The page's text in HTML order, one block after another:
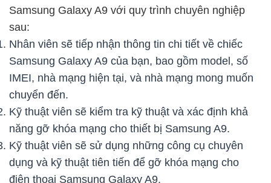
Samsung Galaxy A9 với quy trình chuyên nghiệp
sau:
Nhân viên sẽ tiếp nhận thông tin chi tiết về chiếc
Samsung Galaxy A9 của bạn, bao gồm model, số
IMEI, nhà mạng hiện tại, và nhà mạng mong muốn
chuyển đến.
Kỹ thuật viên sẽ kiểm tra kỹ thuật và xác định khả
năng gỡ khóa mạng cho thiết bị Samsung A9.
Kỹ thuật viên sẽ sử dụng những công cụ chuyên
dụng và kỹ thuật tiên tiến để gỡ khóa mạng cho
điện thoại Samsung Galaxy A9.